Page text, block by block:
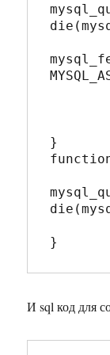
while($r
}
И sql код для